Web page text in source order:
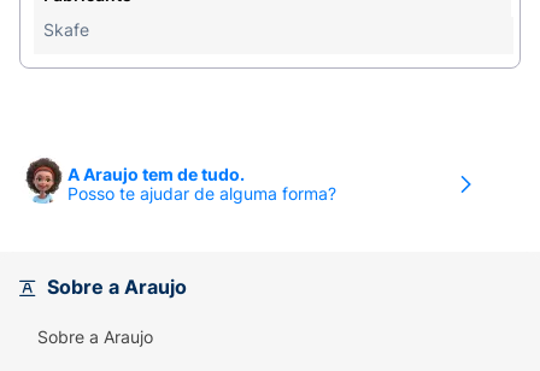
Skafe
A Araujo tem de tudo.
Posso te ajudar de alguma forma?
Sobre a Araujo
Sobre a Araujo